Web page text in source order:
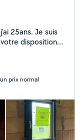
Je suis
disposition